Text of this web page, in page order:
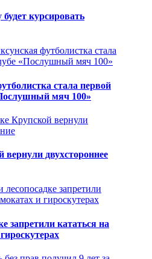
курсировать
стала первой
мяч 100»
вернули двухстороннее
запретили кататься на